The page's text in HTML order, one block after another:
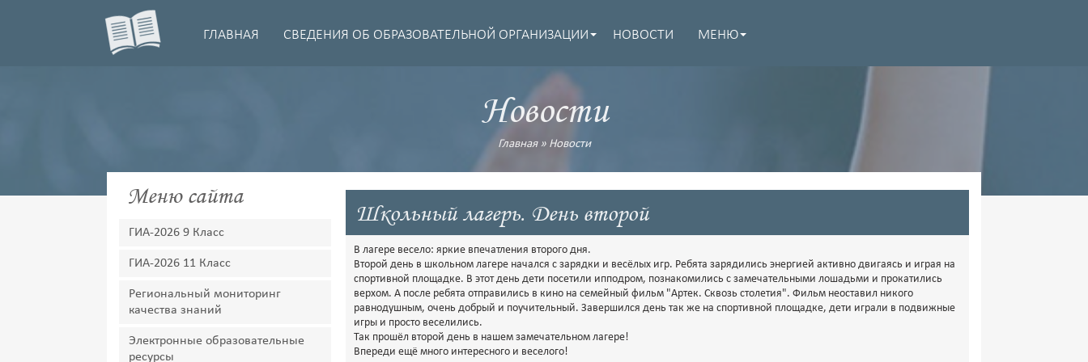
ГЛАВНАЯ СВЕДЕНИЯ ОБ ОБРАЗОВАТЕЛЬНОЙ ОРГАНИЗАЦИИ НОВОСТИ МЕНЮ
Новости
Главная» Новости
Меню сайта
ГИА-2026 9 Класс
ГИА-2026 11 Класс
Региональный мониторинг
качества знаний
Электронные образовательные
ресурсы
Школьный лагерь. День второй
В лагере весело: яркие впечатления второго дня.
Второй день в школьном лагере начался с зарядки и весёлых игр. Ребята зарядились энергией активно двигаясь и играя на
спортивной площадке. В этот день дети посетили ипподром, познакомились с замечательными лошадьми и прокатились
верхом. А после ребята отправились в кино на семейный фильм "Артек. Сквозь столетия". Фильм неоставил никого
равнодушным, очень добрый и поучительный. Завершился день так же на спортивной площадке, дети играли в подвижные
игры и просто веселились.
Так прошёл второй день в нашем замечательном лагере!
Впереди ещё много интересного и веселого!